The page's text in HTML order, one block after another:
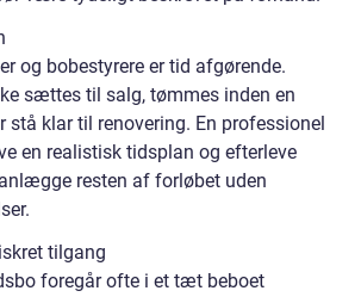
og bobestyrere er tid afgørende.
sættes til salg, tømmes inden en
stå klar til renovering. En professionel
en realistisk tidsplan og efterleve
resten af forløbet uden
tilgang
foregår ofte i et tæt beboet